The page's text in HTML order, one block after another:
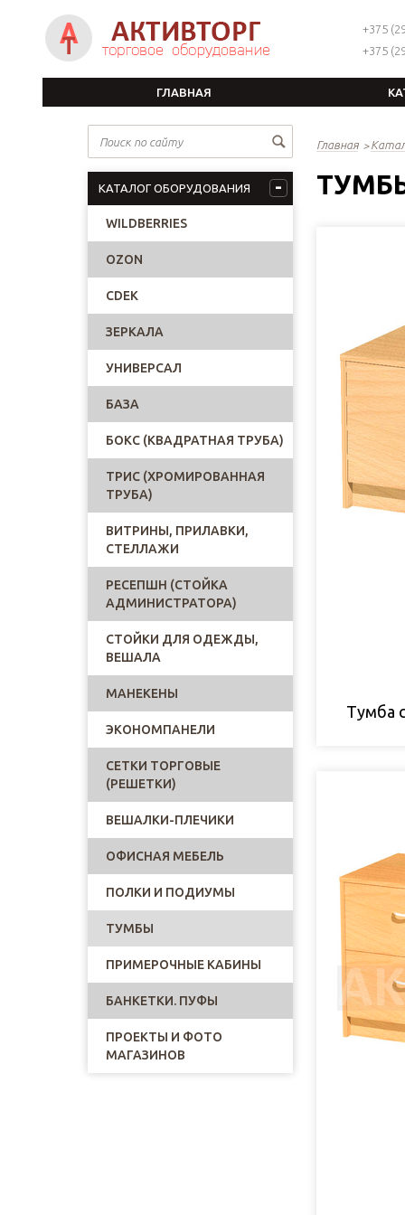
+375
+375
ГЛАВНАЯ
КАТАЛОГ ОБОРУДОВАНИЯ
WILDBERRIES
OZON
CDEK
ЗЕРКАЛА
УНИВЕРСАЛ
БАЗА
БОКС (КВАДРАТНАЯ ТРУБА)
ТРИС (ХРОМИРОВАННАЯ
ТРУБА)
ВИТРИНЫ, ПРИЛАВКИ,
СТЕЛЛАЖИ
РЕСЕПШН (СТОЙКА
АДМИНИСТРАТОРА)
СТОЙКИ ДЛЯ ОДЕЖДЫ,
ВЕШАЛА
МАНЕКЕНЫ
ЭКОНОМПАНЕЛИ
СЕТКИ ТОРГОВЫЕ
(РЕШЕТКИ)
ВЕШАЛКИ-ПЛЕЧИКИ
ОФИСНАЯ МЕБЕЛЬ
ПОЛКИ И ПОДИУМЫ
ТУМБЫ
ПРИМЕРОЧНЫЕ КАБИНЫ
БАНКЕТКИ. ПУФЫ
ПРОЕКТЫ И ФОТО
МАГАЗИНОВ
Главная
Тумба